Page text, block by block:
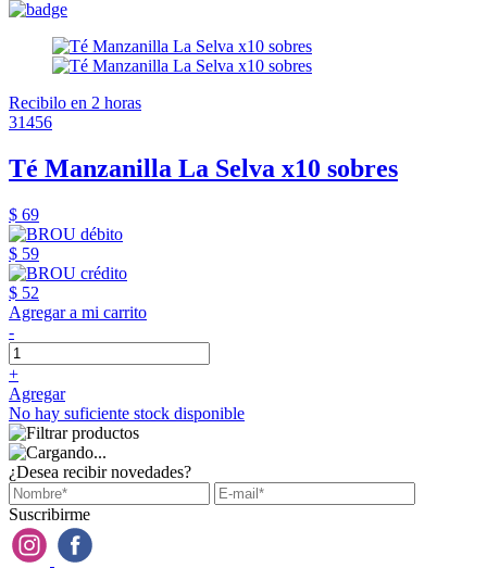
Recibilo en 2 horas
31456
Té Manzanilla La Selva x10 sobres
$ 69
$ 59
$ 52
Agregar a mi carrito
-
+
Agregar
No hay suficiente stock disponible
¿Desea recibir novedades?
Suscribirme